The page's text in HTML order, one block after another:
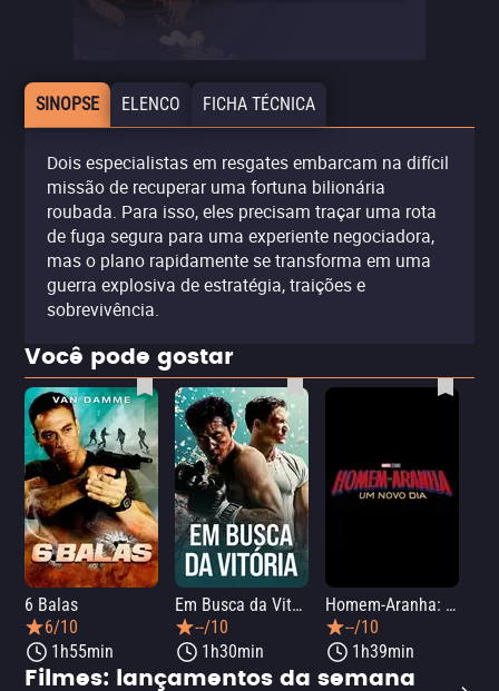
SINOPSE ELENCO FICHA TÉCNICA
Dois especialistas em resgates embarcam na difícil
missão de recuperar uma fortuna bilionária
roubada. Para isso, eles precisam traçar uma rota
de fuga segura para uma experiente negociadora,
mas o plano rapidamente se transforma em uma
guerra explosiva de estratégia, traições e
sobrevivência.
Você pode gostar
6 Balas
6/10
1h55min
Em Busca da Vitória
--/10
1h30min
Homem-Aranha: Um Novo Dia
--/10
1h39min
Filmes: lançamentos da semana